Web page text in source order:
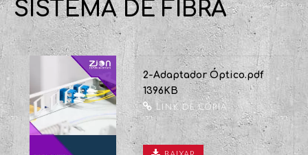
Link de cópia
baixar
EQUIPAMENTO DO
SISTEMA DE FIBRA